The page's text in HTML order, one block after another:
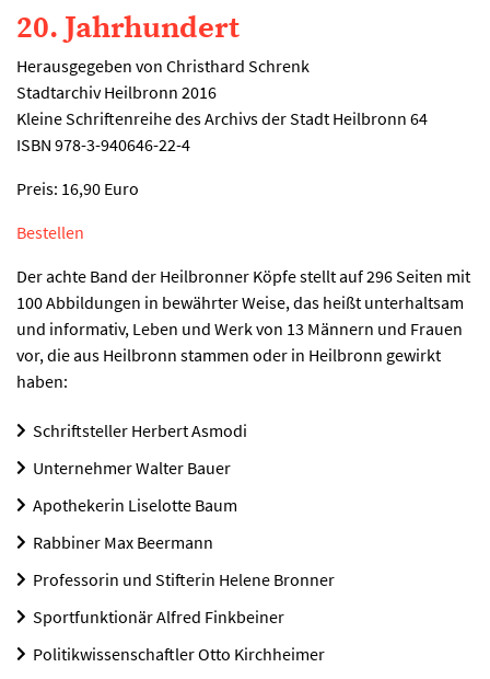
20. Jahrhundert
Herausgegeben von Christhard Schrenk
Stadtarchiv Heilbronn 2016
Kleine Schriftenreihe des Archivs der Stadt Heilbronn 64
ISBN 978-3-940646-22-4
Preis: 16,90 Euro
Bestellen
Der achte Band der Heilbronner Köpfe stellt auf 296 Seiten mit
100 Abbildungen in bewährter Weise, das heißt unterhaltsam
und informativ, Leben und Werk von 13 Männern und Frauen
vor, die aus Heilbronn stammen oder in Heilbronn gewirkt
haben:
Schriftsteller Herbert Asmodi
Unternehmer Walter Bauer
Apothekerin Liselotte Baum
Rabbiner Max Beermann
Professorin und Stifterin Helene Bronner
Sportfunktionär Alfred Finkbeiner
Politikwissenschaftler Otto Kirchheimer